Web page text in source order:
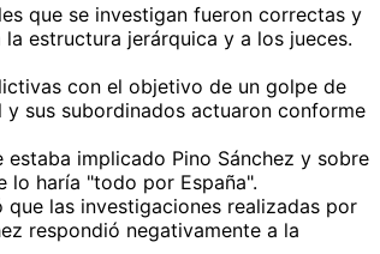
que se investigan fueron correctas y
estructura jerárquica y a los jueces.
con el objetivo de un golpe de
sus subordinados actuaron conforme
implicado Pino Sánchez y sobre
lo haría "todo por España".
las investigaciones realizadas por
respondió negativamente a la